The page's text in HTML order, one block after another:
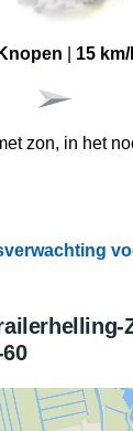
Knopen
15 km/
zon, in het